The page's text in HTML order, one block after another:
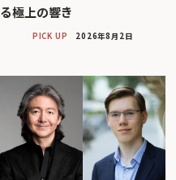
る極上の響き
PICK UP 2026年8月2日